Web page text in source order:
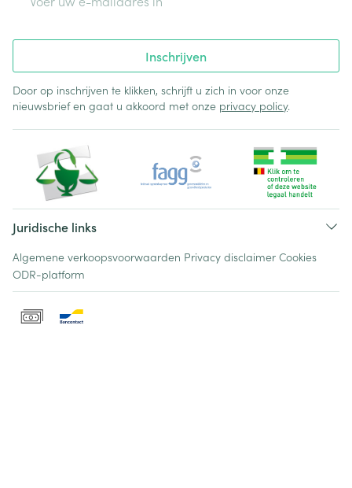
Inschrijven
Door op inschrijven te klikken, schrijft u zich in voor onze
nieuwsbrief en gaat u akkoord met onze privacy policy.
Juridische links
Algemene verkoopsvoorwaarden Privacy disclaimer Cookies
ODR-platform